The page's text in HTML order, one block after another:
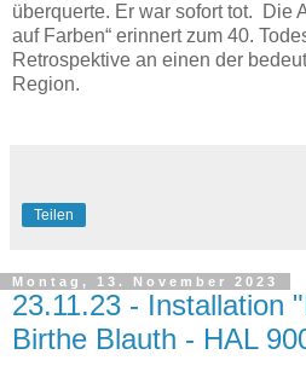
überquerte. Er war sofort tot. Die
auf Farben“ erinnert zum 40.
Retrospektive an einen der
Region.
Teilen
Montag, 13. November 2023
23.11.23 - Installation
Birthe Blauth - HAL